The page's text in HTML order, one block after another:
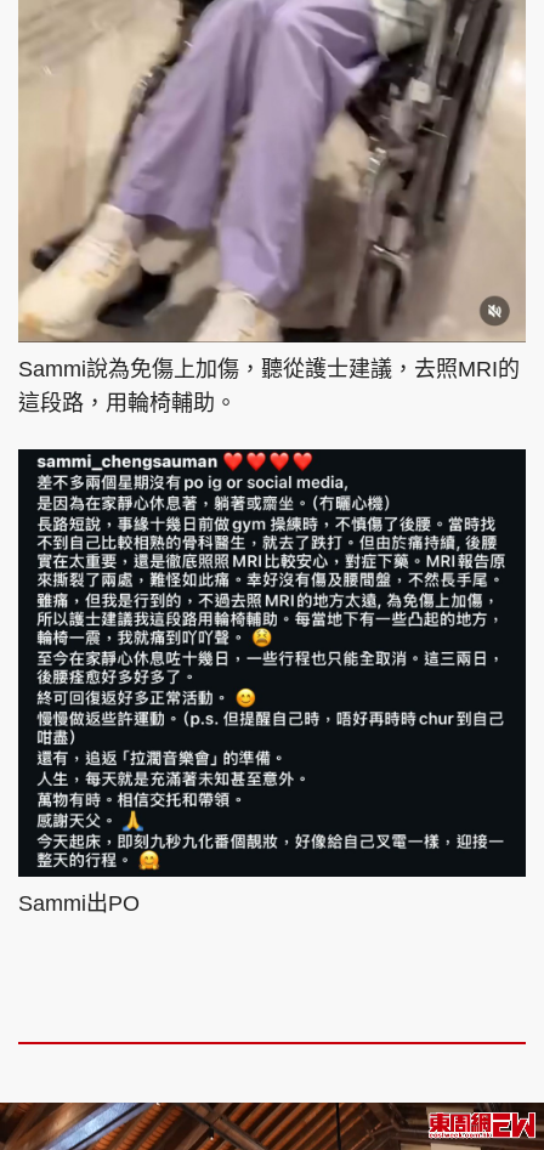
Sammi說為免傷上加傷，聽從護士建議，去照MRI的
這段路，用輪椅輔助。
Sammi出PO